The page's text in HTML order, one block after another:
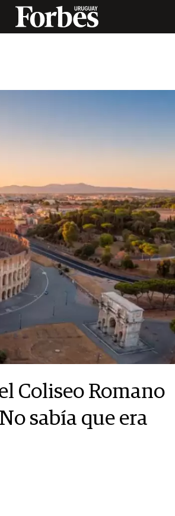
Coliseo Romano
sabía que era